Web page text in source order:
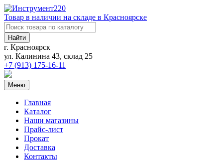
Товар в наличии на складе в Красноярске
Найти
г. Красноярск
ул. Калинина 43, склад 25
+7 (913) 175-16-11
Меню
Главная
Каталог
Наши магазины
Прайс-лист
Прокат
Доставка
Контакты